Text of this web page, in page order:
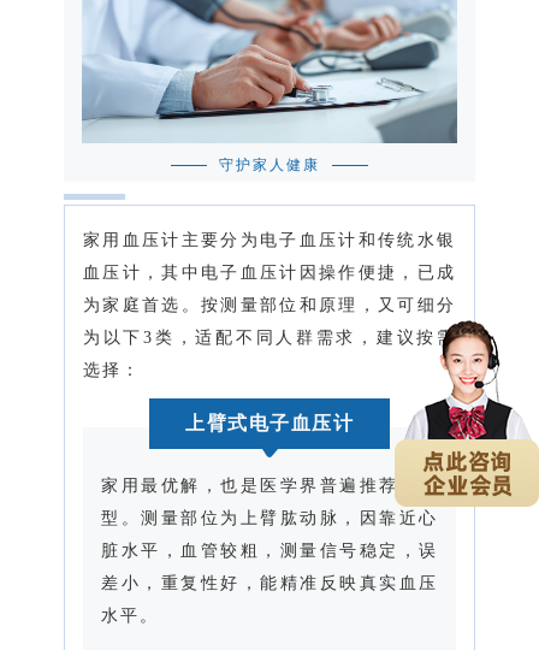
守护家人健康
家用血压计主要分为电子血压计和传统水银
血压计，其中电子血压计因操作便捷，已成
为家庭首选。按测量部位和原理，又可细分
为以下3类，适配不同人群需求，建议按需
选择：
上臂式电子血压计
家用最优解，也是医学界普遍推荐的类
型。测量部位为上臂肱动脉，因靠近心
脏水平，血管较粗，测量信号稳定，误
差小，重复性好，能精准反映真实血压
水平。